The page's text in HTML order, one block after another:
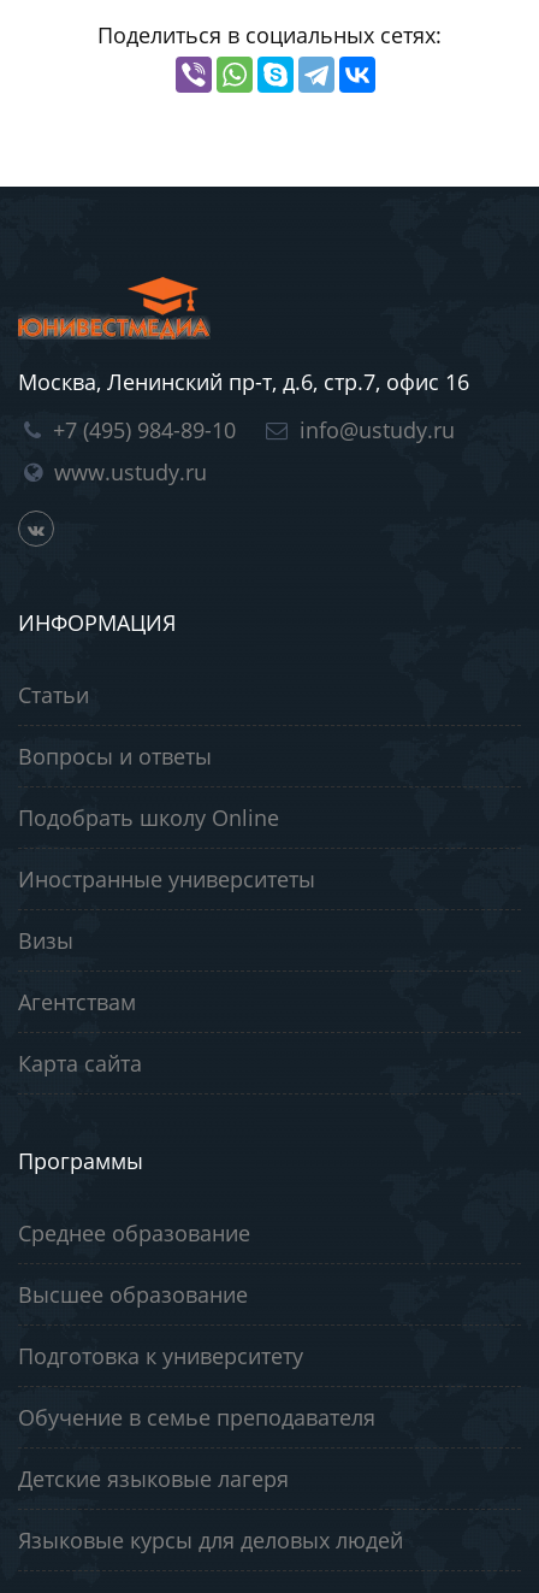
Поделиться в социальных сетях:
Москва, Ленинский пр-т, д.6, стр.7, офис 16
+7 (495) 984-89-10
info@ustudy.ru
www.ustudy.ru
ИНФОРМАЦИЯ
Статьи
Вопросы и ответы
Подобрать школу Online
Иностранные университеты
Визы
Агентствам
Карта сайта
Программы
Среднее образование
Высшее образование
Подготовка к университету
Обучение в семье преподавателя
Детские языковые лагеря
Языковые курсы для деловых людей